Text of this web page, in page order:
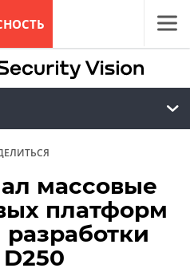
массовые
платформ
D250